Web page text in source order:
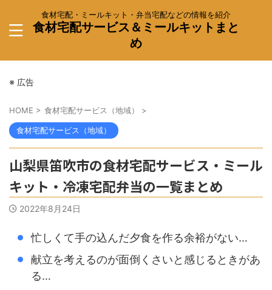
食材宅配・ミールキット・弁当宅配などの情報を紹介
食材宅配サービス＆ミールキットまと
め
※ 広告
HOME > 食材宅配サービス（地域） >
食材宅配サービス（地域）
山梨県笛吹市の食材宅配サービス・ミール
キット・冷凍宅配弁当の一覧まとめ
2022年8月24日
忙しくて手の込んだ夕食を作る余裕がない…
献立を考えるのが面倒くさいと感じるときがあ
る…